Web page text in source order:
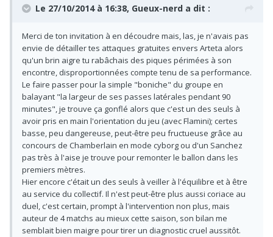
Le 27/10/2014 à 16:38, Gueux-nerd a dit :
Merci de ton invitation à en découdre mais, las, je n'avais pas
envie de détailler tes attaques gratuites envers Arteta alors
qu'un brin aigre tu rabâchais des piques périmées à son
encontre, disproportionnées compte tenu de sa performance.
Le faire passer pour la simple "boniche" du groupe en
balayant "la largeur de ses passes latérales pendant 90
minutes", je trouve ça gonflé alors que c'est un des seuls à
avoir pris en main l'orientation du jeu (avec Flamini); certes
basse, peu dangereuse, peut-être peu fructueuse grâce au
concours de Chamberlain en mode cyborg ou d'un Sanchez
pas très à l'aise je trouve pour remonter le ballon dans les
premiers mètres.
Hier encore c'était un des seuls à veiller à l'équilibre et à être
au service du collectif. Il n'est peut-être plus aussi coriace au
duel, c'est certain, prompt à l'intervention non plus, mais
auteur de 4 matchs au mieux cette saison, son bilan me
semblait bien maigre pour tirer un diagnostic cruel aussitôt.